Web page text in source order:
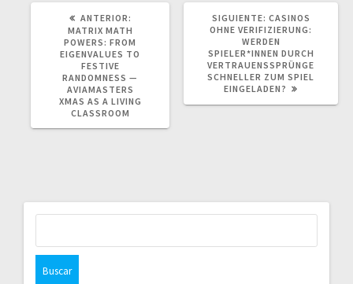
ANTERIOR:
ANTERIOR:
MATRIX MATH
POWERS: FROM
EIGENVALUES TO
FESTIVE
RANDOMNESS —
AVIAMASTERS
XMAS AS A LIVING
CLASSROOM
SIGUIENTE: SIGUIENTE
POST:
CASINOS
OHNE VERIFIZIERUNG:
WERDEN
SPIELER*INNEN DURCH
VERTRAUENSSPRÜNGE
SCHNELLER ZUM SPIEL
EINGELADEN?